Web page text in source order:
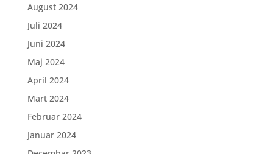
August 2024
Juli 2024
Juni 2024
Maj 2024
April 2024
Mart 2024
Februar 2024
Januar 2024